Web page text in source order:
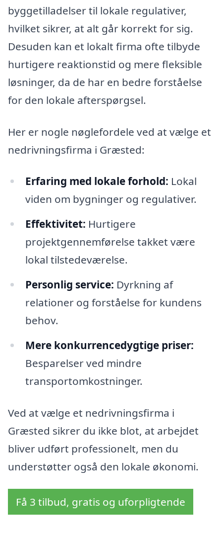
byggetilladelser til lokale regulativer,
hvilket sikrer, at alt går korrekt for sig.
Desuden kan et lokalt firma ofte tilbyde
hurtigere reaktionstid og mere fleksible
løsninger, da de har en bedre forståelse
for den lokale afterspørgsel.
Her er nogle nøglefordele ved at vælge et
nedrivningsfirma i Græsted:
Erfaring med lokale forhold: Lokal
viden om bygninger og regulativer.
Effektivitet: Hurtigere
projektgennemførelse takket være
lokal tilstedeværelse.
Personlig service: Dyrkning af
relationer og forståelse for kundens
behov.
Mere konkurrencedygtige priser:
Besparelser ved mindre
transportomkostninger.
Ved at vælge et nedrivningsfirma i
Græsted sikrer du ikke blot, at arbejdet
bliver udført professionelt, men du
understøtter også den lokale økonomi.
Få 3 tilbud, gratis og uforpligtende